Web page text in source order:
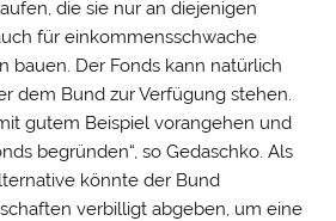
die sie nur an diejenigen
für einkommensschwache
bauen. Der Fonds kann natürlich
dem Bund zur Verfügung stehen.
gutem Beispiel vorangehen und
begründen“, so Gedaschko. Als
könnte der Bund
verbilligt abgeben, um eine